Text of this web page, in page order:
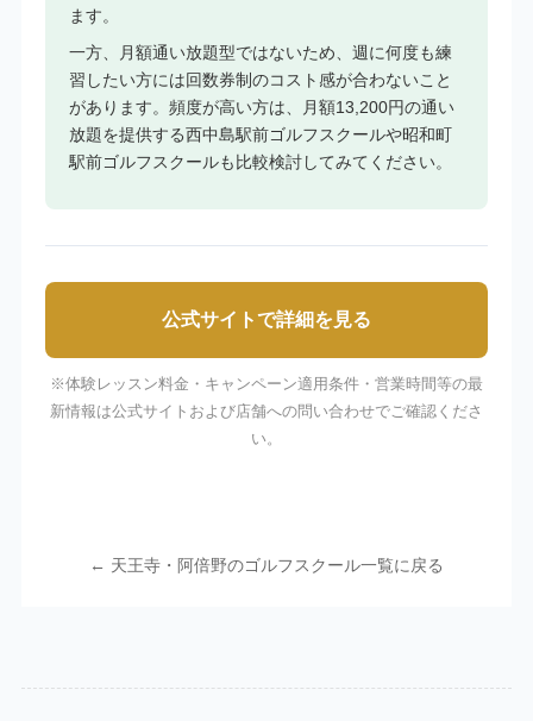
ます。
一方、月額通い放題型ではないため、週に何度も練
習したい方には回数券制のコスト感が合わないこと
があります。頻度が高い方は、月額13,200円の通い
放題を提供する西中島駅前ゴルフスクールや昭和町
駅前ゴルフスクールも比較検討してみてください。
公式サイトで詳細を見る
※体験レッスン料金・キャンペーン適用条件・営業時間等の最
新情報は公式サイトおよび店舗への問い合わせでご確認くださ
い。
← 天王寺・阿倍野のゴルフスクール一覧に戻る